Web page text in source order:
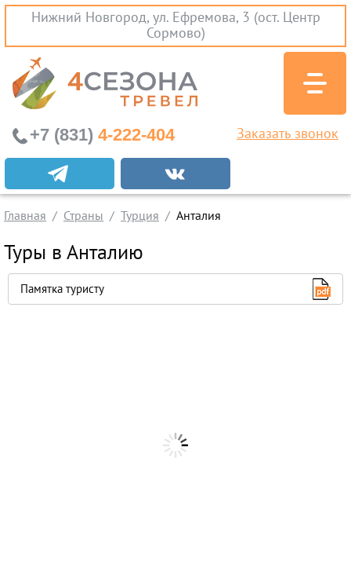
Нижний Новгород, ул. Ефремова, 3 (ост. Центр
Сормово)
Вьетнам
Египет
+7 (831) 4-222-404 Заказать звонок
Главная Страны Турция Анталия
Туры в Анталию
Памятка туристу